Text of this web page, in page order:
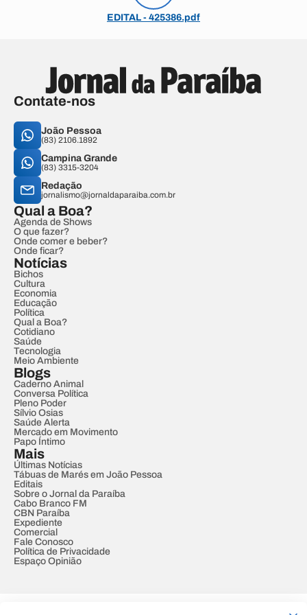
EDITAL - 425386.pdf
Contate-nos
João Pessoa
(83) 2106.1892
Campina Grande
(83) 3315-3204
Redação
jornalismo@jornaldaparaiba.com.br
Qual a Boa?
Agenda de Shows
O que fazer?
Onde comer e beber?
Onde ficar?
Notícias
Bichos
Cultura
Economia
Educação
Política
Qual a Boa?
Cotidiano
Saúde
Tecnologia
Meio Ambiente
Blogs
Caderno Animal
Conversa Política
Pleno Poder
Sílvio Osias
Saúde Alerta
Mercado em Movimento
Papo Íntimo
Mais
Últimas Notícias
Tábuas de Marés em João Pessoa
Editais
Sobre o Jornal da Paraíba
Cabo Branco FM
CBN Paraíba
Expediente
Comercial
Fale Conosco
Política de Privacidade
Espaço Opinião